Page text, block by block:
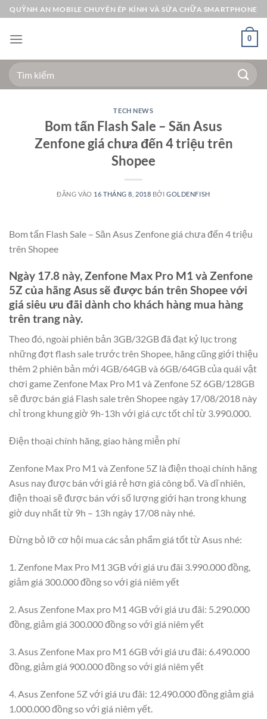
Bỏ
qua
nội
QUỲNH AN MOBILE CHUYÊN ÉP KÍNH VÀ SỬA CHỮA SMARTPHONE
0
Tìm
kiếm:
TECH NEWS
Bom tấn Flash Sale – Săn Asus
Zenfone giá chưa đến 4 triệu trên
Shopee
ĐĂNG VÀO 16 THÁNG 8, 2018 BỞIGOLDENFISH
Bom tấn Flash Sale – Săn Asus Zenfone giá chưa đến 4 triệu
trên Shopee
Ngày 17.8 này, Zenfone Max Pro M1 và ​Zenfone
5Z​ của hãng Asus sẽ được bán trên Shopee với
giá siêu ưu đãi dành cho khách hàng mua hàng
trên trang này.
Theo đó, ngoài phiên bản 3GB/32GB đã đạt kỷ lục trong
những đợt flash sale trước trên Shopee, hãng cũng giới thiệu
thêm 2 phiên bản mới 4GB/64GB và 6GB/64GB của quái vật
chơi game Zenfone Max Pro M1 và Zenfone 5Z 6GB/128GB
sẽ được bán giá Flash sale trên Shopee ngày 17/08/2018 này
chỉ trong khung giờ 9h-13h với giá cực tốt chỉ từ 3.990.000.
Điện thoại chính hãng, giao hàng miễn phí
Zenfone Max Pro M1 và Zenfone 5Z là điện thoại chính hãng
Asus nay được bán với giá rẻ hơn giá công bố. Và dĩ nhiên,
điện thoại sẽ được bán với số lượng giới hạn trong khung
giờ duy nhất từ 9h – 13h ngày 17/08 này nhé.
Đừng bỏ lỡ cơ hội mua các sản phẩm giá tốt từ Asus nhé:
1. Zenfone Max Pro M1 3GB với giá ưu đãi 3.990.000 đồng,
giảm giá 300.000 đồng so với giá niêm yết
2. Asus Zenfone Max pro M1 4GB với giá ưu đãi: 5.290.000
đồng, giảm giá 300.000 đồng so với giá niêm yết
3. Asus Zenfone Max pro M1 6GB với giá ưu đãi: 6.490.000
đồng, giảm giá 900.000 đồng so với giá niêm yết
4. Asus Zenfone 5Z với giá ưu đãi: 12.490.000 đồng giảm giá
1.000.000 đồng so với giá niêm yết.